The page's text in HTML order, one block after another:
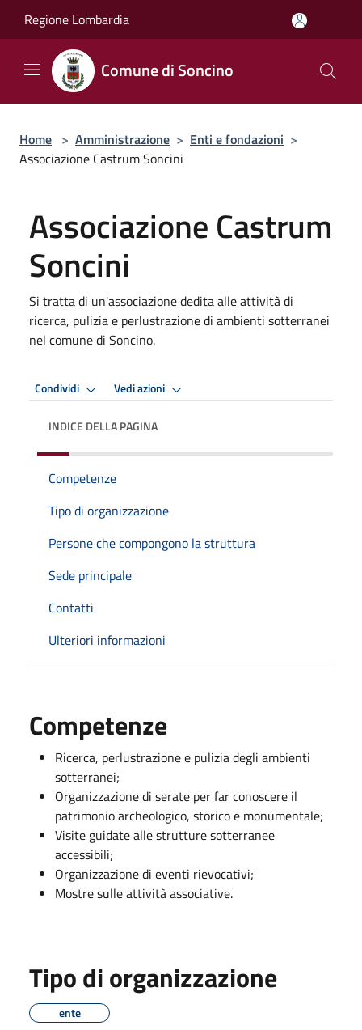
Regione Lombardia
Comune di Soncino
Home > Amministrazione > Enti e fondazioni >
Associazione Castrum Soncini
Associazione Castrum
Soncini
Si tratta di un'associazione dedita alle attività di
ricerca, pulizia e perlustrazione di ambienti sotterranei
nel comune di Soncino.
Condividi Vedi azioni
INDICE DELLA PAGINA
Competenze
Tipo di organizzazione
Persone che compongono la struttura
Sede principale
Contatti
Ulteriori informazioni
Competenze
Ricerca, perlustrazione e pulizia degli ambienti
sotterranei;
Organizzazione di serate per far conoscere il
patrimonio archeologico, storico e monumentale;
Visite guidate alle strutture sotterranee
accessibili;
Organizzazione di eventi rievocativi;
Mostre sulle attività associative.
Tipo di organizzazione
ente